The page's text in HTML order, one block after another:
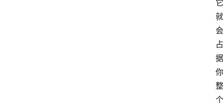
它
就
会
占
据
你
整
个